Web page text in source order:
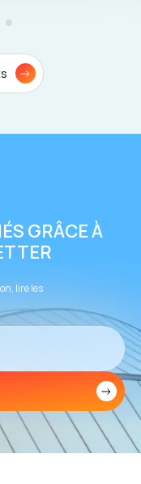
GRÂCE À
lire les